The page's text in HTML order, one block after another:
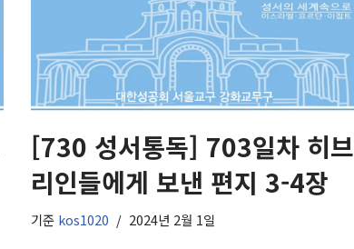
[730 성서통독] 703일차 히브
리인들에게 보낸 편지 3-4장
기준 kos1020 2024년 2월 1일